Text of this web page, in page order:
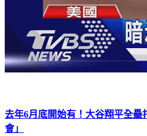
去年6月底開始有！大谷翔平全
會」